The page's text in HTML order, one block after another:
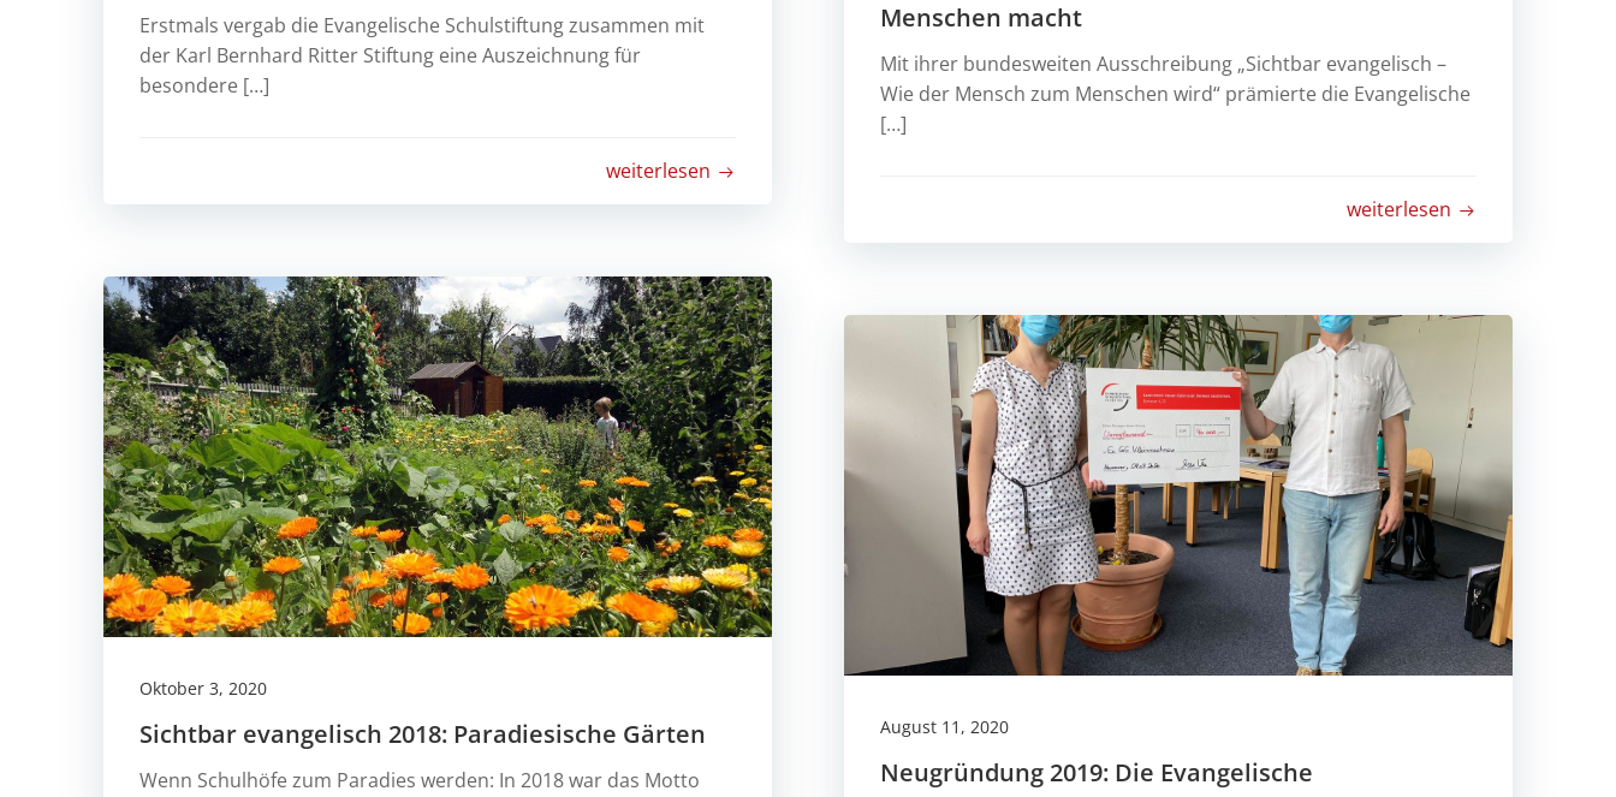
Erstmals vergab die Evangelische Schulstiftung zusammen mit
der Karl Bernhard Ritter Stiftung eine Auszeichnung für
besondere […]
weiterlesen
Menschen macht
Mit ihrer bundesweiten Ausschreibung „Sichtbar evangelisch –
Wie der Mensch zum Menschen wird“ prämierte die Evangelische
[…]
weiterlesen
Oktober 3, 2020
Sichtbar evangelisch 2018: Paradiesische Gärten
Wenn Schulhöfe zum Paradies werden: In 2018 war das Motto
August 11, 2020
Neugründung 2019: Die Evangelische